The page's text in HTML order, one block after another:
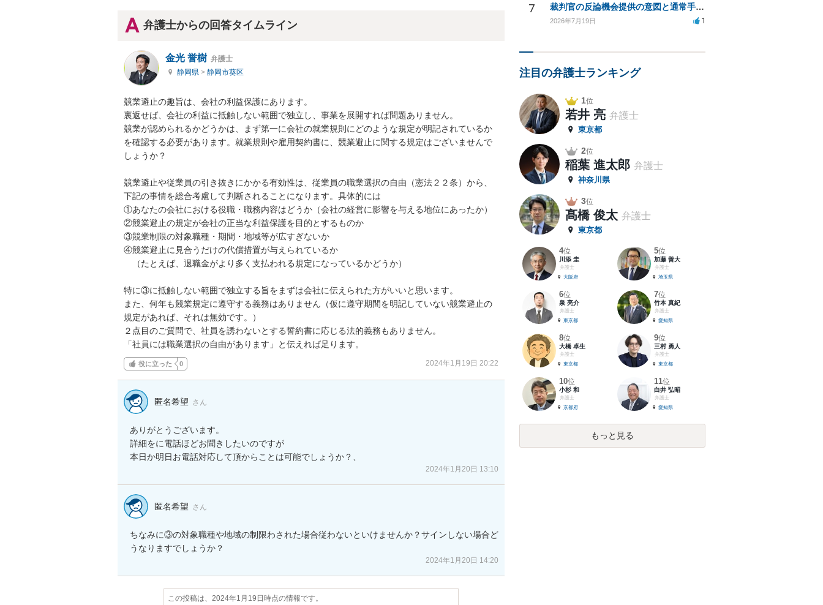
弁護士からの回答タイムライン
金光 誉樹 弁護士
静岡県 > 静岡市葵区
競業避止の趣旨は、会社の利益保護にあります。
裏返せば、会社の利益に抵触しない範囲で独立し、事業を展開すれば問題ありません。
競業が認められるかどうかは、まず第一に会社の就業規則にどのような規定が明記されているか
を確認する必要があります。就業規則や雇用契約書に、競業避止に関する規定はございませんで
しょうか？
競業避止や従業員の引き抜きにかかる有効性は、従業員の職業選択の自由（憲法２２条）から、
下記の事情を総合考慮して判断されることになります。具体的には
①あなたの会社における役職・職務内容はどうか（会社の経営に影響を与える地位にあったか）
②競業避止の規定が会社の正当な利益保護を目的とするものか
③競業制限の対象職種・期間・地域等が広すぎないか
④競業避止に見合うだけの代償措置が与えられているか
（たとえば、退職金がより多く支払われる規定になっているかどうか）
特に③に抵触しない範囲で独立する旨をまずは会社に伝えられた方がいいと思います。
また、何年も競業規定に遵守する義務はありません（仮に遵守期間を明記していない競業避止の
規定があれば、それは無効です。）
２点目のご質問で、社員を誘わないとする誓約書に応じる法的義務もありません。
「社員には職業選択の自由があります」と伝えれば足ります。
役に立った 0 2024年1月19日 20:22
匿名希望 さん
ありがとうございます。
詳細をに電話ほどお聞きしたいのですが
本日か明日お電話対応して頂からことは可能でしょうか？、
2024年1月20日 13:10
匿名希望 さん
ちなみに③の対象職種や地域の制限わされた場合従わないといけませんか？サインしない場合ど
うなりますでしょうか？
2024年1月20日 14:20
この投稿は、2024年1月19日時点の情報です。
7 裁判官の反論機会提供の意図と通常手続きの違いは？
2026年7月19日 1
注目の弁護士ランキング
1位
若井 亮 弁護士
東京都
2位
稲葉 進太郎 弁護士
神奈川県
3位
髙橋 俊太 弁護士
東京都
4位
川添 圭
弁護士
大阪府
5位
加藤 善大
弁護士
埼玉県
6位
泉 亮介
弁護士
東京都
7位
竹本 真紀
弁護士
愛知県
8位
大橋 卓生
弁護士
東京都
9位
三村 勇人
弁護士
東京都
10位
小杉 和
弁護士
京都府
11位
白井 弘昭
弁護士
愛知県
もっと見る